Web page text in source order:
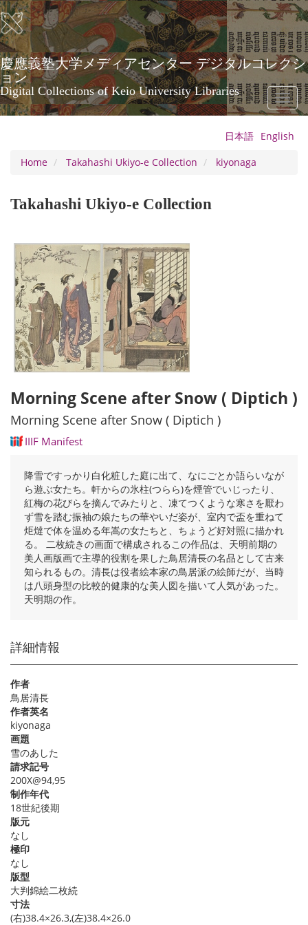
Skip
to
main
content
慶應義塾大学メディアセンター デジタルコレクシ
ョン
Digital Collections of Keio University Libraries
Toggle
日本語 English
Home
Takahashi Ukiyo-e Collection kiyonaga
Takahashi Ukiyo-e Collection
Morning Scene after Snow ( Diptich )
Morning Scene after Snow ( Diptich )
IIIF Manifest
降雪ですっかり白化粧した庭に出て、なにごとか語らいなが
ら遊ぶ女たち。軒からの氷柱(つらら)を煙管でいじったり、
紅梅の花びらを摘んでみたりと、凍てつくような寒さを厭わ
ず雪を踏む振袖の娘たちの華やいだ姿が、室内で盃を重ねて
炬燵で体を温める年嵩の女たちと、ちょうど好対照に描かれ
る。 二枚続きの画面で構成されるこの作品は、天明前期の
美人画版画で主導的役割を果した鳥居清長の名品として古来
知られるもの。清長は役者絵本家の鳥居派の絵師だが、当時
は八頭身型の比較的健康的な美人図を描いて人気があった。
天明期の作。
詳細情報
作者
鳥居清長
作者英名
kiyonaga
画題
雪のあした
請求記号
200X@94,95
制作年代
18世紀後期
版元
なし
極印
なし
版型
大判錦絵二枚続
寸法
(右)38.4×26.3,(左)38.4×26.0